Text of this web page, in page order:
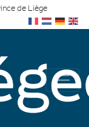
de Liège